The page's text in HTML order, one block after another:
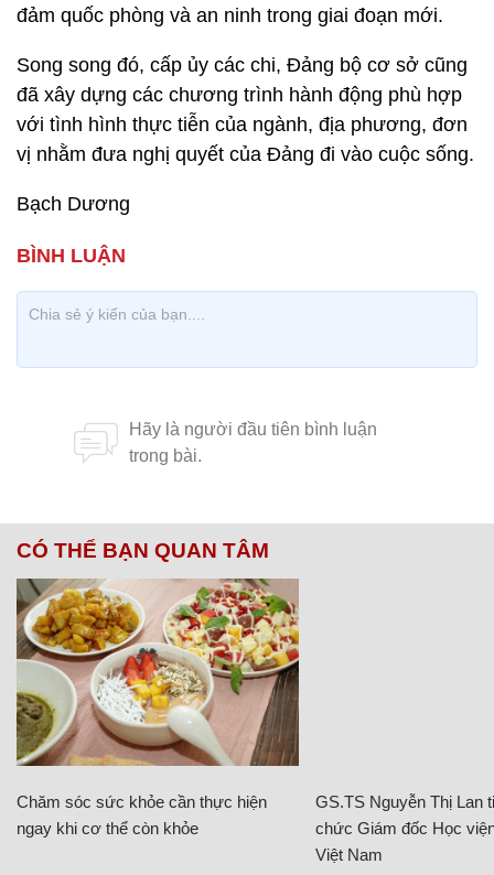
đảm quốc phòng và an ninh trong giai đoạn mới.
Song song đó, cấp ủy các chi, Đảng bộ cơ sở cũng
đã xây dựng các chương trình hành động phù hợp
với tình hình thực tiễn của ngành, địa phương, đơn
vị nhằm đưa nghị quyết của Đảng đi vào cuộc sống.
Bạch Dương
CÓ THỂ BẠN QUAN TÂM
Chăm sóc sức khỏe cần thực hiện
ngay khi cơ thể còn khỏe
GS.TS Nguyễn Thị Lan
chức Giám đốc Học
Việt Nam